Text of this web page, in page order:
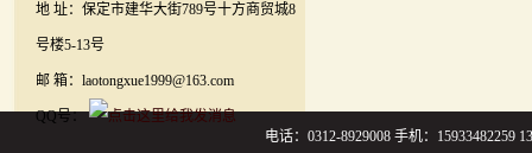
地 址：保定市建华大街789号十方商贸城8
号楼5-13号
邮 箱：laotongxue1999@163.com
QQ号：
电话：0312-8929008 手机：15933482259